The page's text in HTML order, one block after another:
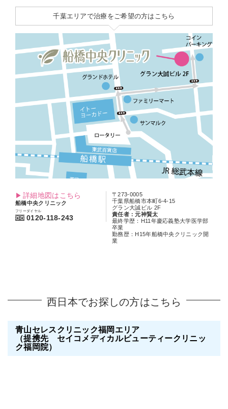
千葉エリアで治療をご希望の方はこちら
詳細地図はこちら
船橋中央クリニック
フリーダイヤル
0120-118-243
〒273-0005
千葉県船橋市本町6-4-15
グラン大誠ビル 2F
責任者：元神賢太
最終学歴：H11年慶応義塾大学医学部
卒業
勤務歴：H15年船橋中央クリニック開
業
西日本でお探しの方はこちら
青山セレスクリニック福岡エリア
（提携先 セイコメディカルビューティークリニッ
ク福岡院）